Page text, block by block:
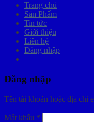
Trang chủ
Sản Phẩm
Tin tức
Giới thiệu
Liên hệ
Đăng nhập
Đăng nhập
Tên tài khoản hoặc địa chỉ
Mật khẩu *